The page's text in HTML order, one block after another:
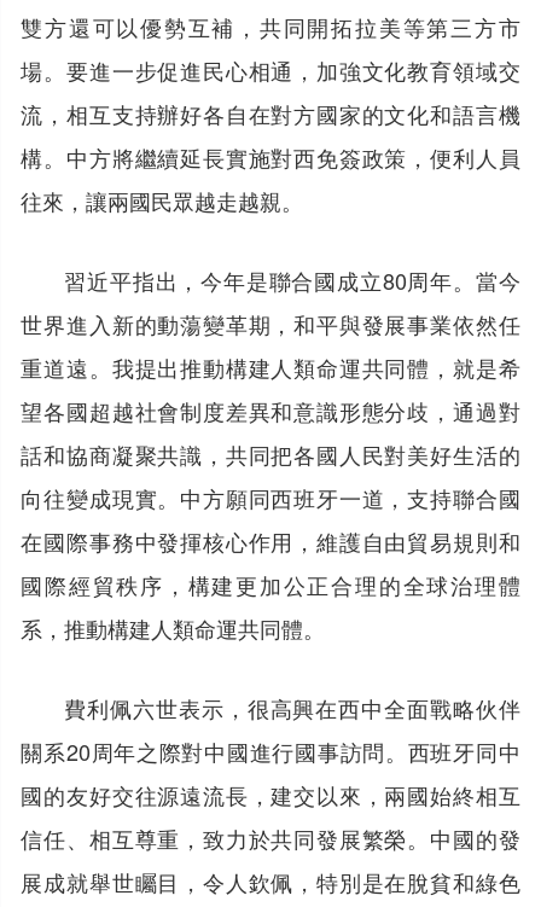
雙方還可以優勢互補，共同開拓拉美等第三方市
場。要進一步促進民心相通，加強文化教育領域交
流，相互支持辦好各自在對方國家的文化和語言機
構。中方將繼續延長實施對西免簽政策，便利人員
往來，讓兩國民眾越走越親。
習近平指出，今年是聯合國成立80周年。當今
世界進入新的動蕩變革期，和平與發展事業依然任
重道遠。我提出推動構建人類命運共同體，就是希
望各國超越社會制度差異和意識形態分歧，通過對
話和協商凝聚共識，共同把各國人民對美好生活的
向往變成現實。中方願同西班牙一道，支持聯合國
在國際事務中發揮核心作用，維護自由貿易規則和
國際經貿秩序，構建更加公正合理的全球治理體
系，推動構建人類命運共同體。
費利佩六世表示，很高興在西中全面戰略伙伴
關系20周年之際對中國進行國事訪問。西班牙同中
國的友好交往源遠流長，建交以來，兩國始終相互
信任、相互尊重，致力於共同發展繁榮。中國的發
展成就舉世矚目，令人欽佩，特別是在脫貧和綠色